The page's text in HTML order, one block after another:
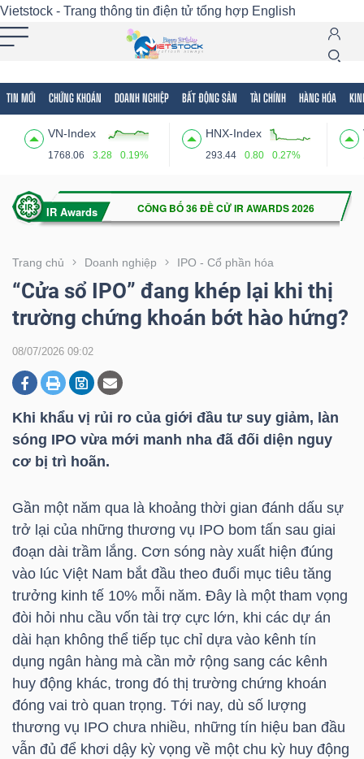
Vietstock - Trang thông tin điện tử tổng hợp English
TIN MỚI CHỨNG KHOÁN DOANH NGHIỆP BẤT ĐỘNG SẢN TÀI CHÍNH HÀNG HÓA
VN-Index
1768.06 3.28 0.19%
HNX-Index
293.44 0.80 0.27%
Trang chủ Doanh nghiệp IPO - Cổ phần hóa
“Cửa sổ IPO” đang khép lại khi thị
trường chứng khoán bớt hào hứng?
08/07/2026 09:02
Khi khẩu vị rủi ro của giới đầu tư suy giảm, làn
sóng IPO vừa mới manh nha đã đối diện nguy
cơ bị trì hoãn.
Gần một năm qua là khoảng thời gian đánh dấu sự
trở lại của những thương vụ IPO bom tấn sau giai
đoạn dài trầm lắng. Cơn sóng này xuất hiện đúng
vào lúc Việt Nam bắt đầu theo đuổi mục tiêu tăng
trưởng kinh tế 10% mỗi năm. Đây là một tham vọng
đòi hỏi nhu cầu vốn tài trợ cực lớn, khi các dự án
dài hạn không thể tiếp tục chỉ dựa vào kênh tín
dụng ngân hàng mà cần mở rộng sang các kênh
huy động khác, trong đó thị trường chứng khoán
đóng vai trò quan trọng. Tới nay, dù số lượng
thương vụ IPO chưa nhiều, những tín hiệu ban đầu
vẫn đủ để khơi dậy kỳ vọng về một chu kỳ huy động
Tất cả Tính năng Ngành Mã chứng khoán
Tính
(-)
VIETSTOCK
CHỨNG
DOANH
NGHIỆP
ĐỘNG
SẢN
TÀI
CHÍNH
HÀNG